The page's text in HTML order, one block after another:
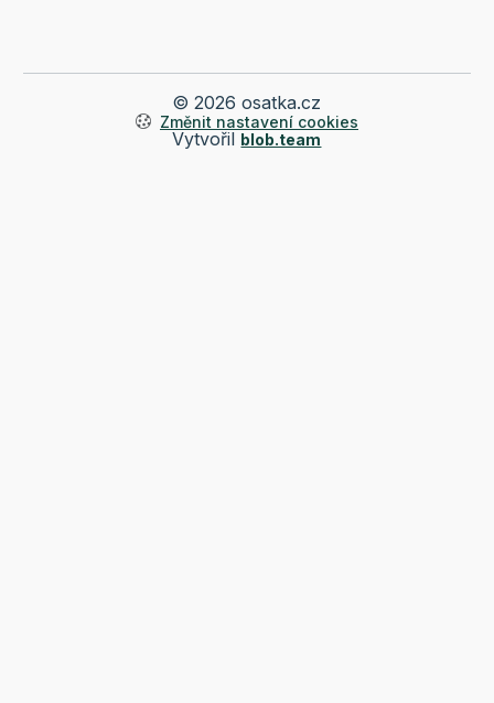
© 2026 osatka.cz
Změnit nastavení cookies
Vytvořil blob.team